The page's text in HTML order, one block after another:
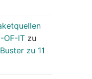
OF-IT zu
zu 11